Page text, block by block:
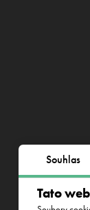
Souhlas
Tato